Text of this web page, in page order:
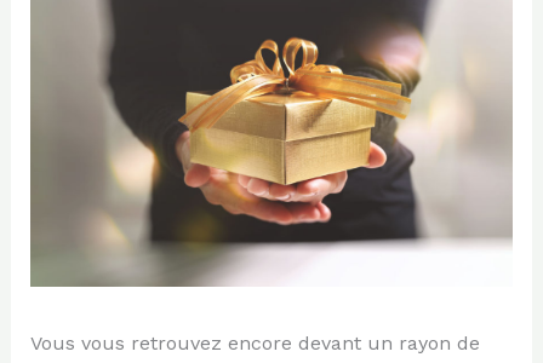
Vous vous retrouvez encore devant un rayon de